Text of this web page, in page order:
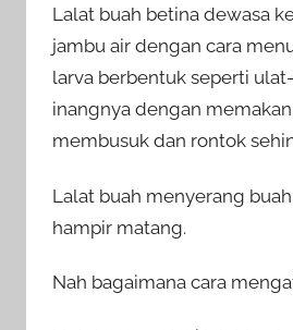
Lalat buah betina dewasa
jambu air dengan cara
larva berbentuk seperti
inangnya dengan
membusuk dan rontok
Lalat buah menyerang
hampir matang.
Nah bagaimana cara